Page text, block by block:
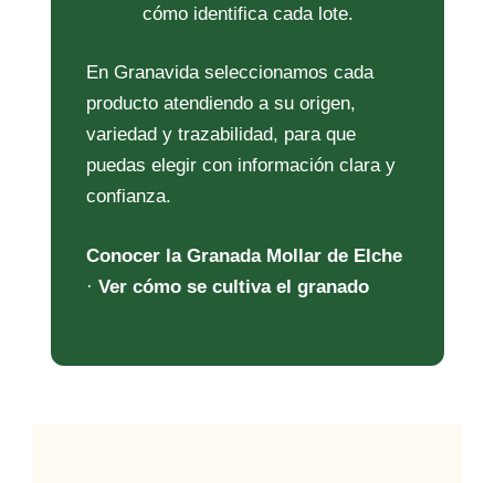
cómo identifica cada lote.
En Granavida seleccionamos cada
producto atendiendo a su origen,
variedad y trazabilidad, para que
puedas elegir con información clara y
confianza.
Conocer la Granada Mollar de Elche
· Ver cómo se cultiva el granado